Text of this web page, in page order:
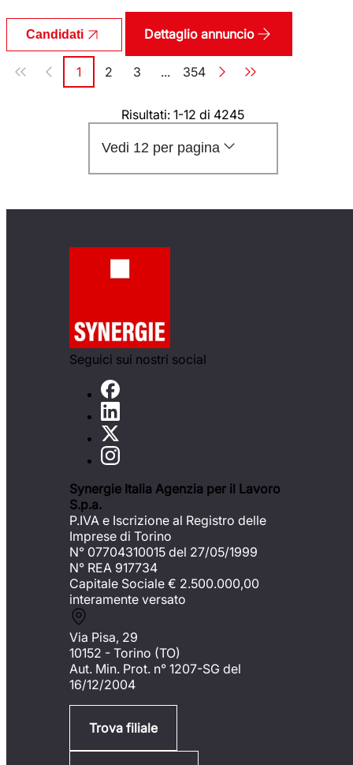
Candidati Dettaglio annuncio
Paginazione
Pagina
1 Pagina
2 Pagina
3 ... Pagina
354
Risultati: 1-12 di 4245
Vedi 12 per pagina
Seguici sui nostri social
Synergie Italia Agenzia per il Lavoro
S.p.a.
P.IVA e Iscrizione al Registro delle
Imprese di Torino
N° 07704310015 del 27/05/1999
N° REA 917734
Capitale Sociale € 2.500.000,00
interamente versato
Via Pisa, 29
10152 - Torino (TO)
Aut. Min. Prot. n° 1207-SG del
16/12/2004
Trova filiale